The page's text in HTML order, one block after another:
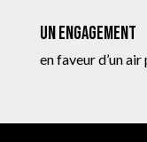
Un engagement
en faveur d’un